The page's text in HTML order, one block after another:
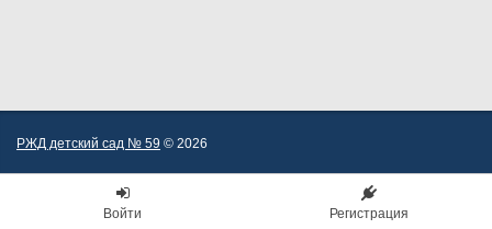
РЖД детский сад № 59 © 2026
Войти Регистрация